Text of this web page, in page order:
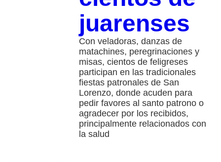
juarenses
Con veladoras, danzas de
matachines, peregrinaciones y
misas, cientos de feligreses
participan en las tradicionales
fiestas patronales de San
Lorenzo, donde acuden para
pedir favores al santo patrono o
agradecer por los recibidos,
principalmente relacionados con
la salud